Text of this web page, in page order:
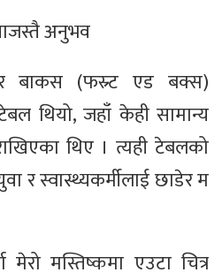
अनुभव
बाकस (फस्र्ट एड बक्स)
थियो, जहाँ केही सामान्य
थिए । त्यही टेबलको
र स्वास्थ्यकर्मीलाई छाडेर म
मेरो मस्तिष्कमा एउटा चित्र